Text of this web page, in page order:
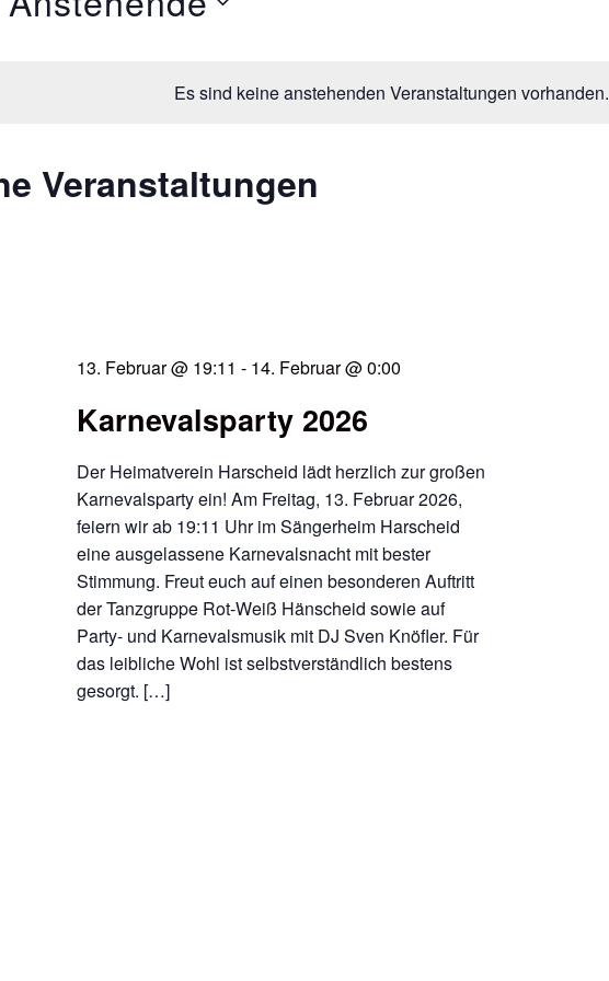
Es sind keine anstehenden Veranstaltungen vorhanden.
Veranstaltungen
13. Februar @ 19:11 - 14. Februar @ 0:00
Karnevalsparty 2026
Der Heimatverein Harscheid lädt herzlich zur großen
Karnevalsparty ein! Am Freitag, 13. Februar 2026,
feiern wir ab 19:11 Uhr im Sängerheim Harscheid
eine ausgelassene Karnevalsnacht mit bester
Stimmung. Freut euch auf einen besonderen Auftritt
der Tanzgruppe Rot-Weiß Hänscheid sowie auf
Party- und Karnevalsmusik mit DJ Sven Knöfler. Für
das leibliche Wohl ist selbstverständlich bestens
gesorgt. […]